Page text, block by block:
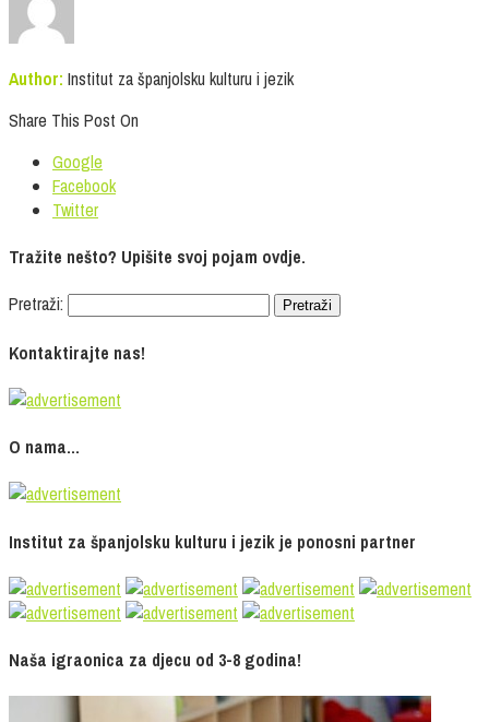
Author: Institut za španjolsku kulturu i jezik
Share This Post On
Google
Facebook
Twitter
Tražite nešto? Upišite svoj pojam ovdje.
Pretraži:
Kontaktirajte nas!
O nama…
Institut za španjolsku kulturu i jezik je ponosni partner
Naša igraonica za djecu od 3-8 godina!